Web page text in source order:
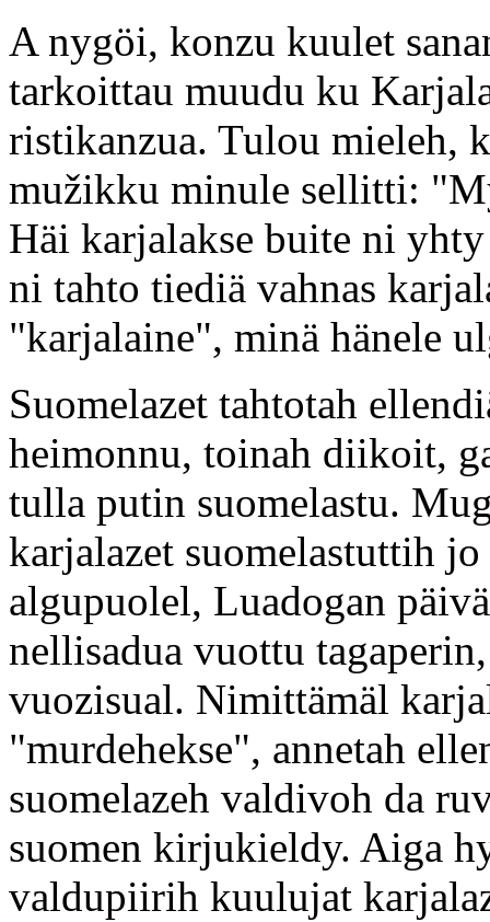
A nygöi, konzu kuulet
tarkoittau muudu ku
ristikanzua. Tulou mieleh,
mužikku minule sellitti:
Häi karjalakse buite ni
ni tahto tiediä vahnas
"karjalaine", minä hänele
Suomelazet tahtotah
heimonnu, toinah diikoit,
tulla putin suomelastu.
karjalazet suomelastuttih
algupuolel, Luadogan
nellisadua vuottu
vuozisual. Nimittämäl
"murdehekse", annetah
suomelazeh valdivoh da
suomen kirjukieldy. Aiga
valdupiirih kuulujat